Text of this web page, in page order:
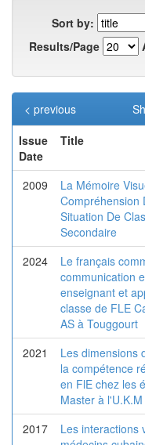
Sort by:
Results/Page
< previous
Issue
Date
Title
2009
La Mémoire
Compréhension
Situation De
Secondaire
2024
Le français
communication
enseignant et
classe de FLE
AS à Touggourt
2021
Les dimensions
la compétence
en FlE chez les
Master à
2017
Les interactions